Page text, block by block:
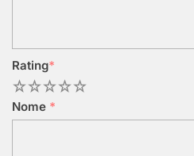
Rating*
5
4
3
2
Nome *